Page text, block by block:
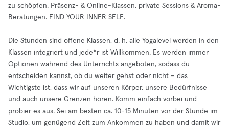
zu schöpfen. Präsenz- & Online-Klassen, private Sessions & Aroma-
Beratungen. FIND YOUR INNER SELF.
Die Stunden sind offene Klassen, d. h. alle Yogalevel werden in den
Klassen integriert und jede*r ist Willkommen. Es werden immer
Optionen während des Unterrichts angeboten, sodass du
entscheiden kannst, ob du weiter gehst oder nicht – das
Wichtigste ist, dass wir auf unseren Körper, unsere Bedürfnisse
und auch unsere Grenzen hören. Komm einfach vorbei und
probier es aus. Sei am besten ca. 10-15 Minuten vor der Stunde im
Studio, um genügend Zeit zum Ankommen zu haben und damit wir